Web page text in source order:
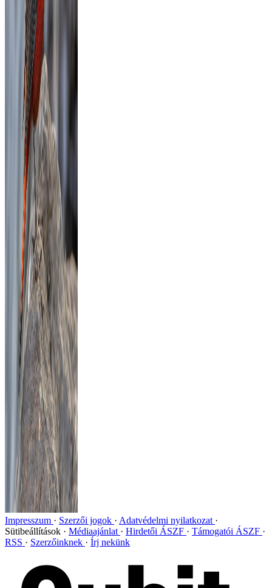
Impresszum Szerzői jogok
Adatvédelmi nyilatkozat
Sütibeállítások
Médiaajánlat Hirdetői ÁSZF
Támogatói ÁSZF
RSS
Szerzőinknek Írj nekünk